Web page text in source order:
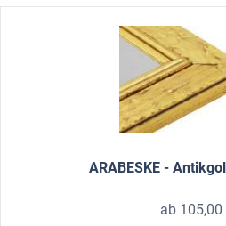
ARABESKE -
ab 105,00